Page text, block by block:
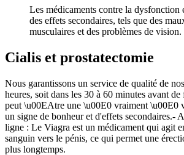
Les médicaments contre la dysfonction
des effets secondaires, tels que des
musculaires et des problèmes de vision.
Cialis et prostatectomie
Nous garantissons un service de qualité de
heures, soit dans les 30 à 60 minutes avant
peut \u00EAtre une \u00E0 vraiment \u00E0
un signe de bonheur et d'effets secondaires.-
ligne : Le Viagra est un médicament qui agit
sanguin vers le pénis, ce qui permet une
plus longtemps.